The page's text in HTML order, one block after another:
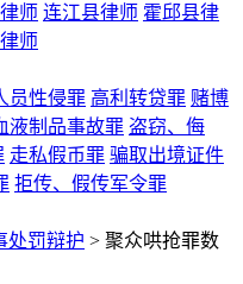
师 连江县律师 霍邱县律
师
员性侵罪 高利转贷罪 赌博
液制品事故罪 盗窃、侮
走私假币罪 骗取出境证件
拒传、假传军令罪
处罚辩护 > 聚众哄抢罪数